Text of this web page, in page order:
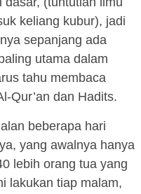
keliang kubur), jadi
sepanjang ada
utama dalam
tahu membaca
Qur’an dan Hadits.
beberapa hari
yang awalnya hanya
lebih orang tua yang
lakukan tiap malam,